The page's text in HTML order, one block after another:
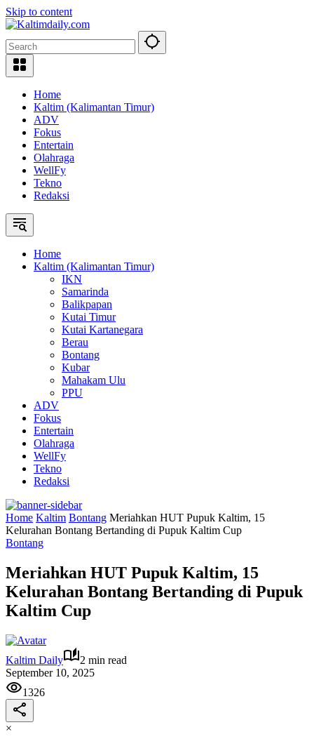
Skip to content
Home
Kaltim (Kalimantan Timur)
ADV
Fokus
Entertain
Olahraga
WellFy
Tekno
Redaksi
Home
Kaltim (Kalimantan Timur)
IKN
Samarinda
Balikpapan
Kutai Timur
Kutai Kartanegara
Berau
Bontang
Kubar
Mahakam Ulu
PPU
ADV
Fokus
Entertain
Olahraga
WellFy
Tekno
Redaksi
Home Kaltim Bontang Meriahkan HUT Pupuk Kaltim, 15
Kelurahan Bontang Bertanding di Pupuk Kaltim Cup
Bontang
Meriahkan HUT Pupuk Kaltim, 15
Kelurahan Bontang Bertanding di Pupuk
Kaltim Cup
Kaltim Daily
2 min read
September 10, 2025
1326
×